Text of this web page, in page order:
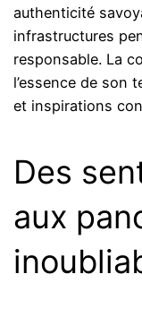
authenticité
infrastructures
responsable. La
l’essence de son
et inspirations
Des
aux